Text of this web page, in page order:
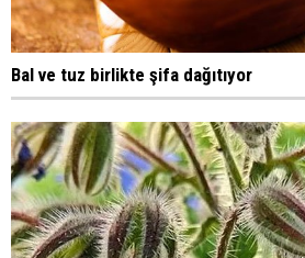
Bal ve tuz birlikte şifa dağıtıyor